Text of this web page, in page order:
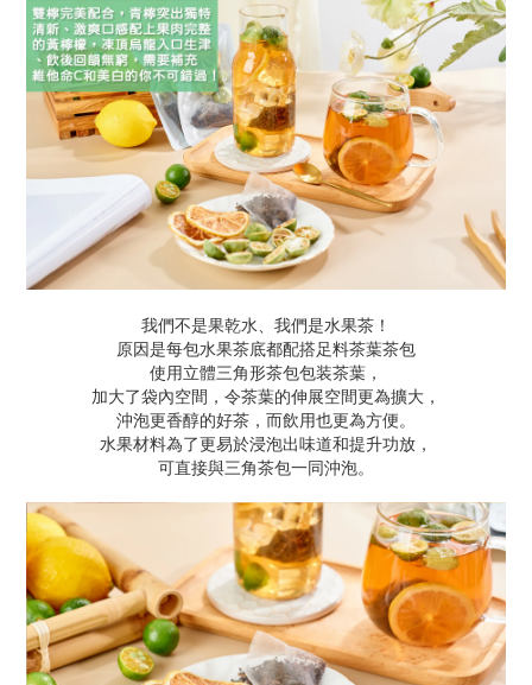
我們不是果乾水、我們是水果茶！
原因是每包水果茶底都配搭足料茶葉茶包
使用立體三角形茶包包装茶葉，
加大了袋內空間，令茶葉的伸展空間更為擴大，
沖泡更香醇的好茶，而飲用也更為方便。
水果材料為了更易於浸泡出味道和提升功放，
可直接與三角茶包一同沖泡。